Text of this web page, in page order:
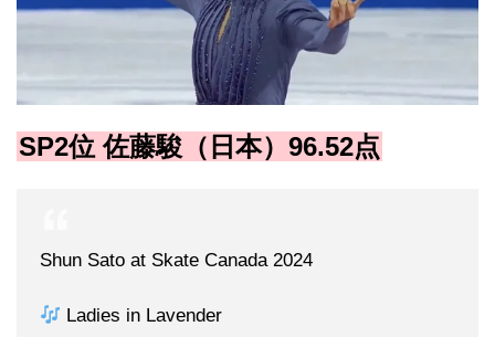
SP2位 佐藤駿（日本）96.52点
Shun Sato at Skate Canada 2024
Ladies in Lavender